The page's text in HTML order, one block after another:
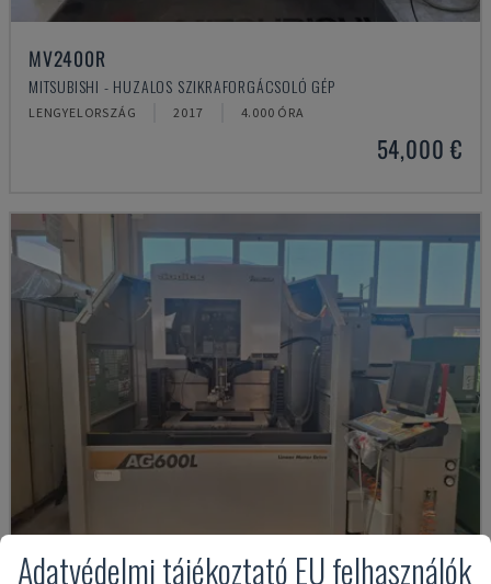
MV2400R
MITSUBISHI - HUZALOS SZIKRAFORGÁCSOLÓ GÉP
LENGYELORSZÁG 2017 4.000 ÓRA
54,000 €
Adatvédelmi tájékoztató EU felhasználók